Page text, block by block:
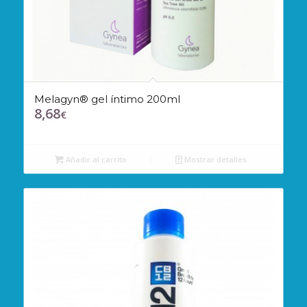
Melagyn® gel íntimo 200ml
8,68€
Añadir al carrito Mostrar detalles